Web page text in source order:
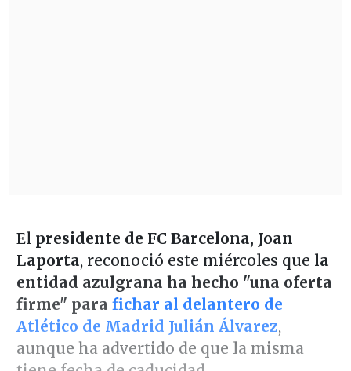
El presidente de FC Barcelona, Joan
Laporta, reconoció este miércoles que la
entidad azulgrana ha hecho "una oferta
firme" para fichar al delantero de
Atlético de Madrid Julián Álvarez,
aunque ha advertido de que la misma